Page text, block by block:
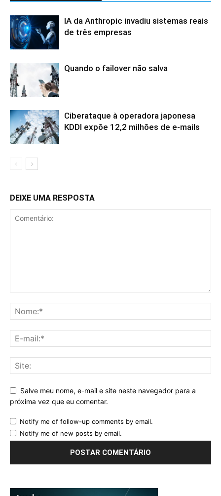
IA da Anthropic invadiu sistemas reais
de três empresas
Quando o failover não salva
Ciberataque à operadora japonesa
KDDI expõe 12,2 milhões de e-mails
DEIXE UMA RESPOSTA
Salve meu nome, e-mail e site neste navegador para a
próxima vez que eu comentar.
Notify me of follow-up comments by email.
Notify me of new posts by email.